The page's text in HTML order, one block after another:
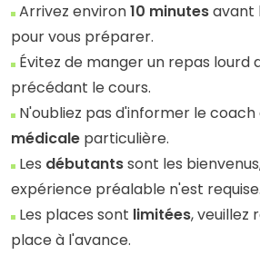
Arrivez environ10 minutesavant
pour vous préparer.
Évitez de manger un repas lourd
précédant le cours.
N'oubliez pas d'informer le
médicaleparticulière.
Les débutantssont les
expérience préalable n'est requise.
Les places sont limitées, veuillez
place à l'avance.